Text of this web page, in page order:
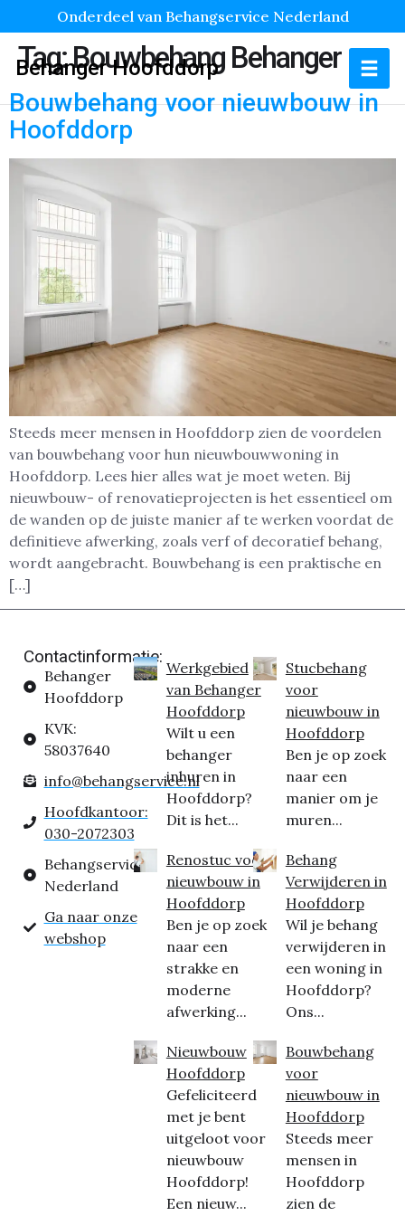
Onderdeel van Behangservice Nederland
Behanger Hoofddorp
Tag:Bouwbehang Behanger
Bouwbehang voor nieuwbouw in
Hoofddorp
Steeds meer mensen in Hoofddorp zien de voordelen
van bouwbehang voor hun nieuwbouwwoning in
Hoofddorp. Lees hier alles wat je moet weten. Bij
nieuwbouw- of renovatieprojecten is het essentieel om
de wanden op de juiste manier af te werken voordat de
definitieve afwerking, zoals verf of decoratief behang,
wordt aangebracht. Bouwbehang is een praktische en
[…]
Contactinformatie:
Behanger
Hoofddorp
KVK:
58037640
info@behangservice.nl
Hoofdkantoor:
030-2072303
Behangservice
Nederland
Ga naar onze
webshop
Werkgebied
van Behanger
Hoofddorp
Wilt u een
behanger
inhuren in
Hoofddorp?
Dit is het...
Renostuc voor
nieuwbouw in
Hoofddorp
Ben je op zoek
naar een
strakke en
moderne
afwerking...
Nieuwbouw
Hoofddorp
Gefeliciteerd
met je bent
uitgeloot voor
nieuwbouw
Hoofddorp!
Een nieuw...
Stucbehang
voor
nieuwbouw in
Hoofddorp
Ben je op zoek
naar een
manier om je
muren...
Behang
Verwijderen in
Hoofddorp
Wil je behang
verwijderen in
een woning in
Hoofddorp?
Ons...
Bouwbehang
voor
nieuwbouw in
Hoofddorp
Steeds meer
mensen in
Hoofddorp
zien de